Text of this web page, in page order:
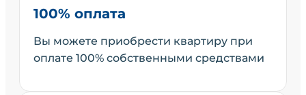
100% оплата
Вы можете приобрести квартиру при
оплате 100% собственными средствами